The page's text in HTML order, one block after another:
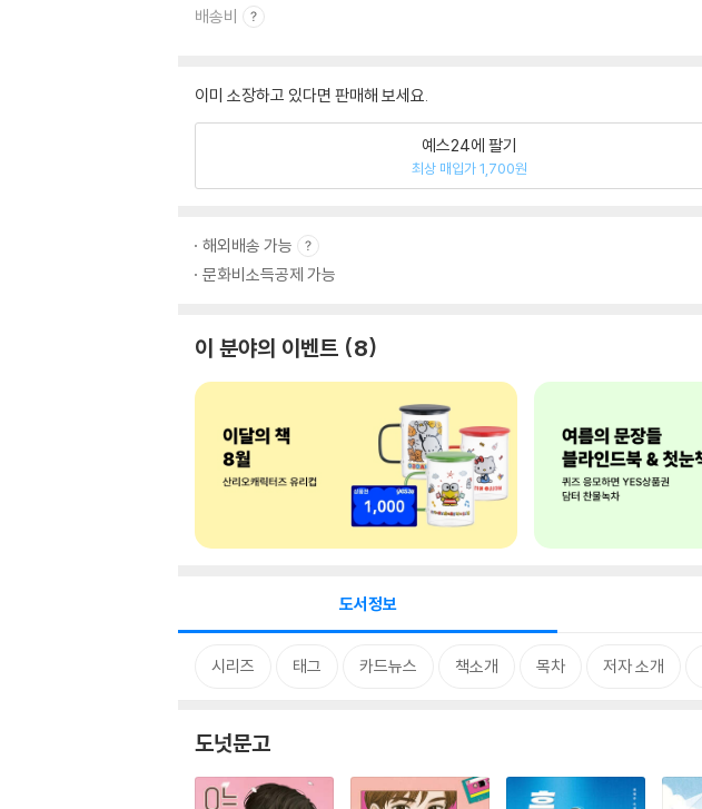
배송비
이미 소장하고 있다면 판매해 보세요.
예스24에 팔기
최상 매입가 1,700원
해외배송 가능
문화비소득공제 가능
이 분야의 이벤트 8
도서정보
시리즈 태그 카드뉴스 책소개 목차 저자 소개
도넛문고